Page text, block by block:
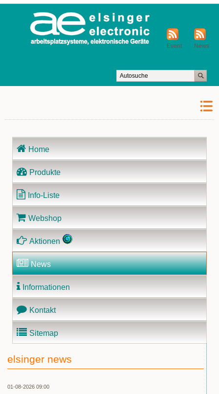
News
Event
überspringen
Home
Produkte
Info-Liste
Webshop
Aktionen
News
Informationen
Kontakt
Sitemap
elsinger news
01-08-2026 09:00